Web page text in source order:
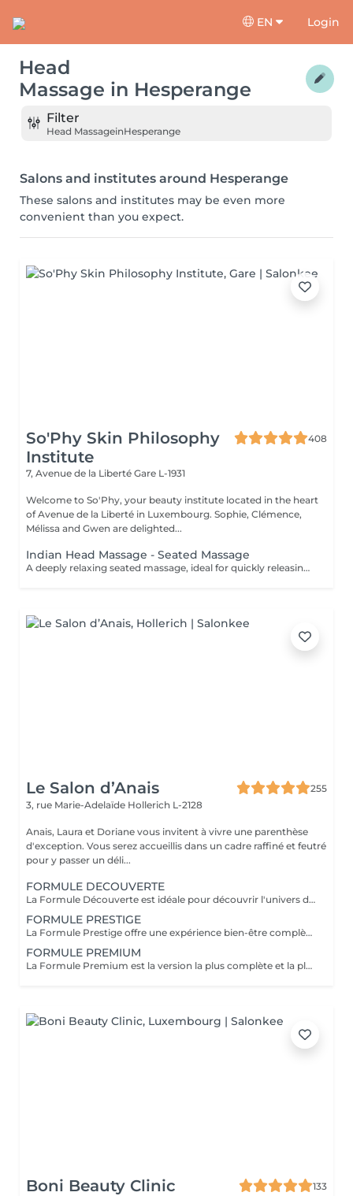
EN Login
Head
Massage in Hesperange
Filter
Head MassageinHesperange
Salons and institutes around Hesperange
These salons and institutes may be even more
convenient than you expect.
So'Phy Skin Philosophy
Institute
408
7, Avenue de la Liberté Gare L-1931
Welcome to So'Phy, your beauty institute located in the heart
of Avenue de la Liberté in Luxembourg. Sophie, Clémence,
Mélissa and Gwen are delighted...
Indian Head Massage - Seated Massage
A deeply relaxing seated massage, ideal for quickly releasing built-up tension. Inspired by Ayurvedic techniques, this treatment focuses on the upper back, shoulders, neck and scalp to relieve muscular tension and calm the nervous system. Through targeted movements, it provides an immediate feeling of lightness, promotes mental relaxation and improves overall rest. An ideal treatment for a quick and effective break, helping you release pressure and restore a sense of calm and balance.
Le Salon d’Anais
255
3, rue Marie-Adelaïde Hollerich L-2128
Anais, Laura et Doriane vous invitent à vivre une parenthèse
d'exception. Vous serez accueillis dans un cadre raffiné et feutré
pour y passer un déli...
FORMULE DECOUVERTE
La Formule Découverte est idéale pour découvrir l'univers du Head Spa et s'offrir un véritable moment de détente. Ce soin associe massage crânien par acupression, diffusion d'eau sous arche et ambiance sensorielle apaisante pour libérer les tensions et favoriser le lâcher-prise. Le cuir chevelu est revitalisé, l'esprit apaisé et les cheveux retrouvent douceur et légèreté. Le séchage des cheveux est inclus à la fin de la prestation. Parfaite pour une première expérience relaxante.
FORMULE PRESTIGE
La Formule Prestige offre une expérience bien-être complète, alliant soin du cuir chevelu, détente capillaire et soin du visage. Grâce à des techniques manuelles ciblées et à une atmosphère enveloppante, cette formule procure une relaxation profonde tout en sublimant la peau et les cheveux. Elle permet de relâcher les tensions, d'améliorer la circulation et de retrouver une sensation d'équilibre et d'harmonie. Le séchage des cheveux est inclus. Idéale pour s'accorder un moment de bien-être global.
FORMULE PREMIUM
La Formule Premium est la version la plus complète et la plus exclusive de l'expérience Head Spa. Elle reprend tous les bienfaits de la Formule Prestige, avec un soin visage complet, un soin capillaire approfondi et une relaxation globale, tout en y ajoutant un gommage du cuir chevelu, une diffusion de vapeur et un massage spécifique réalisé pendant le temps de pause. La vapeur permet d'optimiser l'efficacité des soins, de détendre les muscles en profondeur et de renforcer les bienfaits du massage crânien. Chaque étape est pensée pour offrir un moment d'exception, alliant performance, confort et lâcher-prise total. Le séchage des cheveux est inclus. Recommandée pour vivre l'expérience Head Spa dans sa version la plus luxueuse.
Boni Beauty Clinic
133